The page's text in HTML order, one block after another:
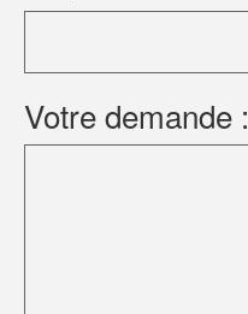
Votre demande :